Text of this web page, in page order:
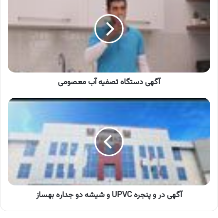
تصفیه
آب
معصومی
آگهی دستگاه تصفیه آب معصومی
آگهی
در
UPVC
شیشه
دو
جداره
آگهی در و پنجره UPVC و شیشه دو جداره بهساز